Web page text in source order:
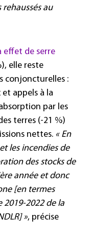
au
effet de serre
elle reste
conjoncturelles :
appels à la
par les
terres (-21 %)
nettes. « En
les incendies de
des stocks de
année et donc
[en termes
2019-2022 de la
», précise